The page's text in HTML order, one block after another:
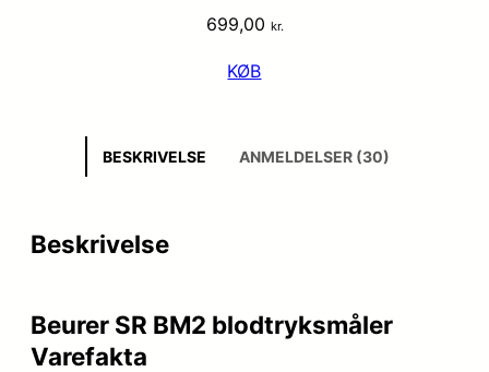
699,00 kr.
KØB
BESKRIVELSE ANMELDELSER (30)
Beskrivelse
Beurer SR BM2 blodtryksmåler
Varefakta